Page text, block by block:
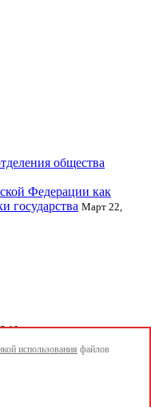
общества
Федерации как
государства Март 22,
использования файлов